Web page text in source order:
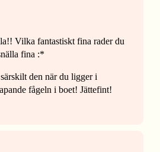
Vilka fantastiskt fina rader du
fina :*
den när du ligger i
fågeln i boet! Jättefint!